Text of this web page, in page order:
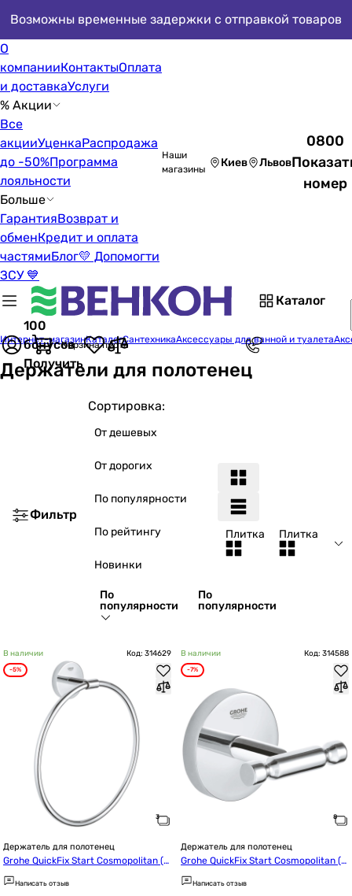
Возможны временные задержки с отправкой товаров
О
компанииКонтактыОплата
и доставкаУслуги
% Акции
Все
акцииУценкаРаспродажа
до -50%Программа
лояльности
Больше
ГарантияВозврат и
обменКредит и оплата
частямиБлог💛 Допомогти
ЗСУ 💙
Наши
магазины
Киев Львов
0800
номер
Каталог
100
бонусов
Получить
Корзина пуста
Интернет-магазинКаталогСантехникаАксессуары для ванной и туалета
Держатели для полотенец
Фильтр
Сортировка:
От дешевых
От дорогих
По популярности
По рейтингу
Новинки
По
популярности
По
популярности
Плитка Плитка
В наличии Код: 314629
-5%
Держатель для полотенец
Grohe QuickFix Start Cosmopolitan (4
1167000)
Написать отзыв
В наличии Код: 314588
-7%
Держатель для полотенец
Grohe QuickFix Start Cosmopolitan (4
1168000)
Написать отзыв